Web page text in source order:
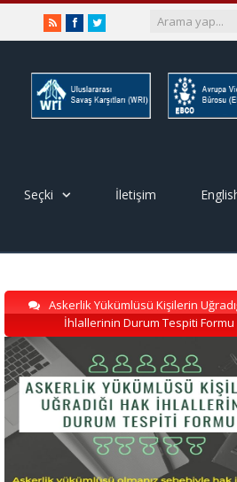
RSSFacebookTwitter
Seçki İletişim
Askerlik Yükümlüsü Kişilerin
İhlallerinin Durum Tespiti Formu